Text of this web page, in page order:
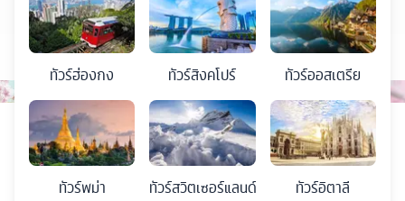
ทัวร์ฮ่องกง ทัวร์สิงคโปร์ ทัวร์ออสเตรีย
ทัวร์พม่า ทัวร์สวิตเซอร์แลนด์ ทัวร์อิตาลี